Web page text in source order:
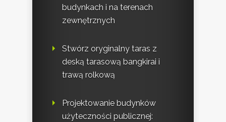
budynkach i na terenach
zewnętrznych
Stwórz oryginalny taras z
deską tarasową bangkirai i
trawą rolkową
Projektowanie budynków
użyteczności publicznej: